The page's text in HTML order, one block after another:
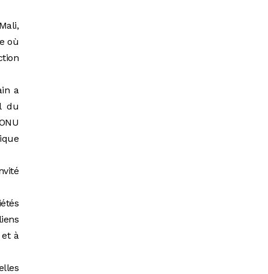
où
a
du
et à